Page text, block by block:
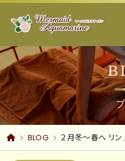
BLOG ２月冬～春へ リンパマッサージ バリニ